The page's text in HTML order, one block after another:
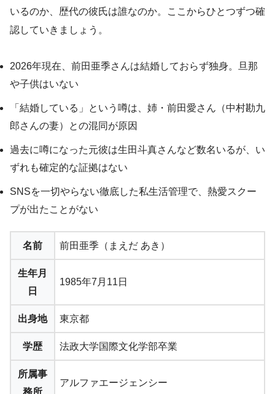
いるのか、歴代の彼氏は誰なのか。ここからひとつずつ確
認していきましょう。
2026年現在、前田亜季さんは結婚しておらず独身。旦那
や子供はいない
「結婚している」という噂は、姉・前田愛さん（中村勘九
郎さんの妻）との混同が原因
過去に噂になった元彼は生田斗真さんなど数名いるが、い
ずれも確定的な証拠はない
SNSを一切やらない徹底した私生活管理で、熱愛スクー
プが出たことがない
名前 前田亜季（まえだ あき）
生年月
日
1985年7月11日
出身地 東京都
学歴 法政大学国際文化学部卒業
所属事
アルファエージェンシー